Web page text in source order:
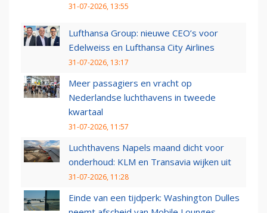
31-07-2026, 13:55
Lufthansa Group: nieuwe CEO’s voor
Edelweiss en Lufthansa City Airlines
31-07-2026, 13:17
Meer passagiers en vracht op
Nederlandse luchthavens in tweede
kwartaal
31-07-2026, 11:57
Luchthavens Napels maand dicht voor
onderhoud: KLM en Transavia wijken uit
31-07-2026, 11:28
Einde van een tijdperk: Washington Dulles